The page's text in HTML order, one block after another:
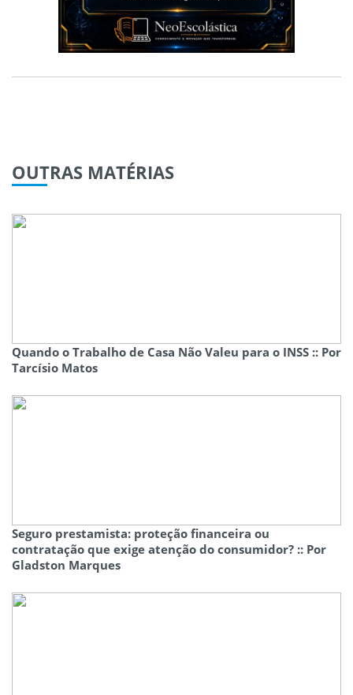
OUTRAS MATÉRIAS
Quando o Trabalho de Casa Não Valeu para o INSS :: Por
Tarcísio Matos
Seguro prestamista: proteção financeira ou
contratação que exige atenção do consumidor? :: Por
Gladston Marques